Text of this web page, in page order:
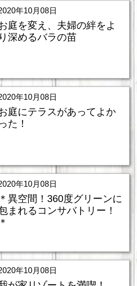
年10月08日
庭を変え、夫婦の絆をよ
り深めるバラの苗
年10月08日
庭にテラスがあってよか
った！
年10月08日
＊異空間！360度グリーンに
まれるコンサバトリー！
＊
年10月08日